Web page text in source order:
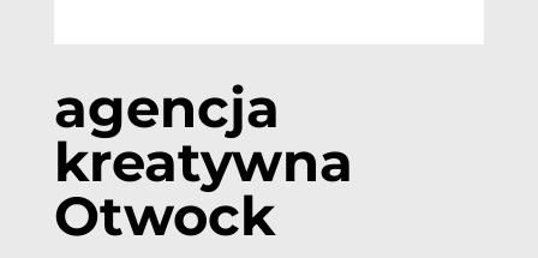
agencja
kreatywna
Otwock